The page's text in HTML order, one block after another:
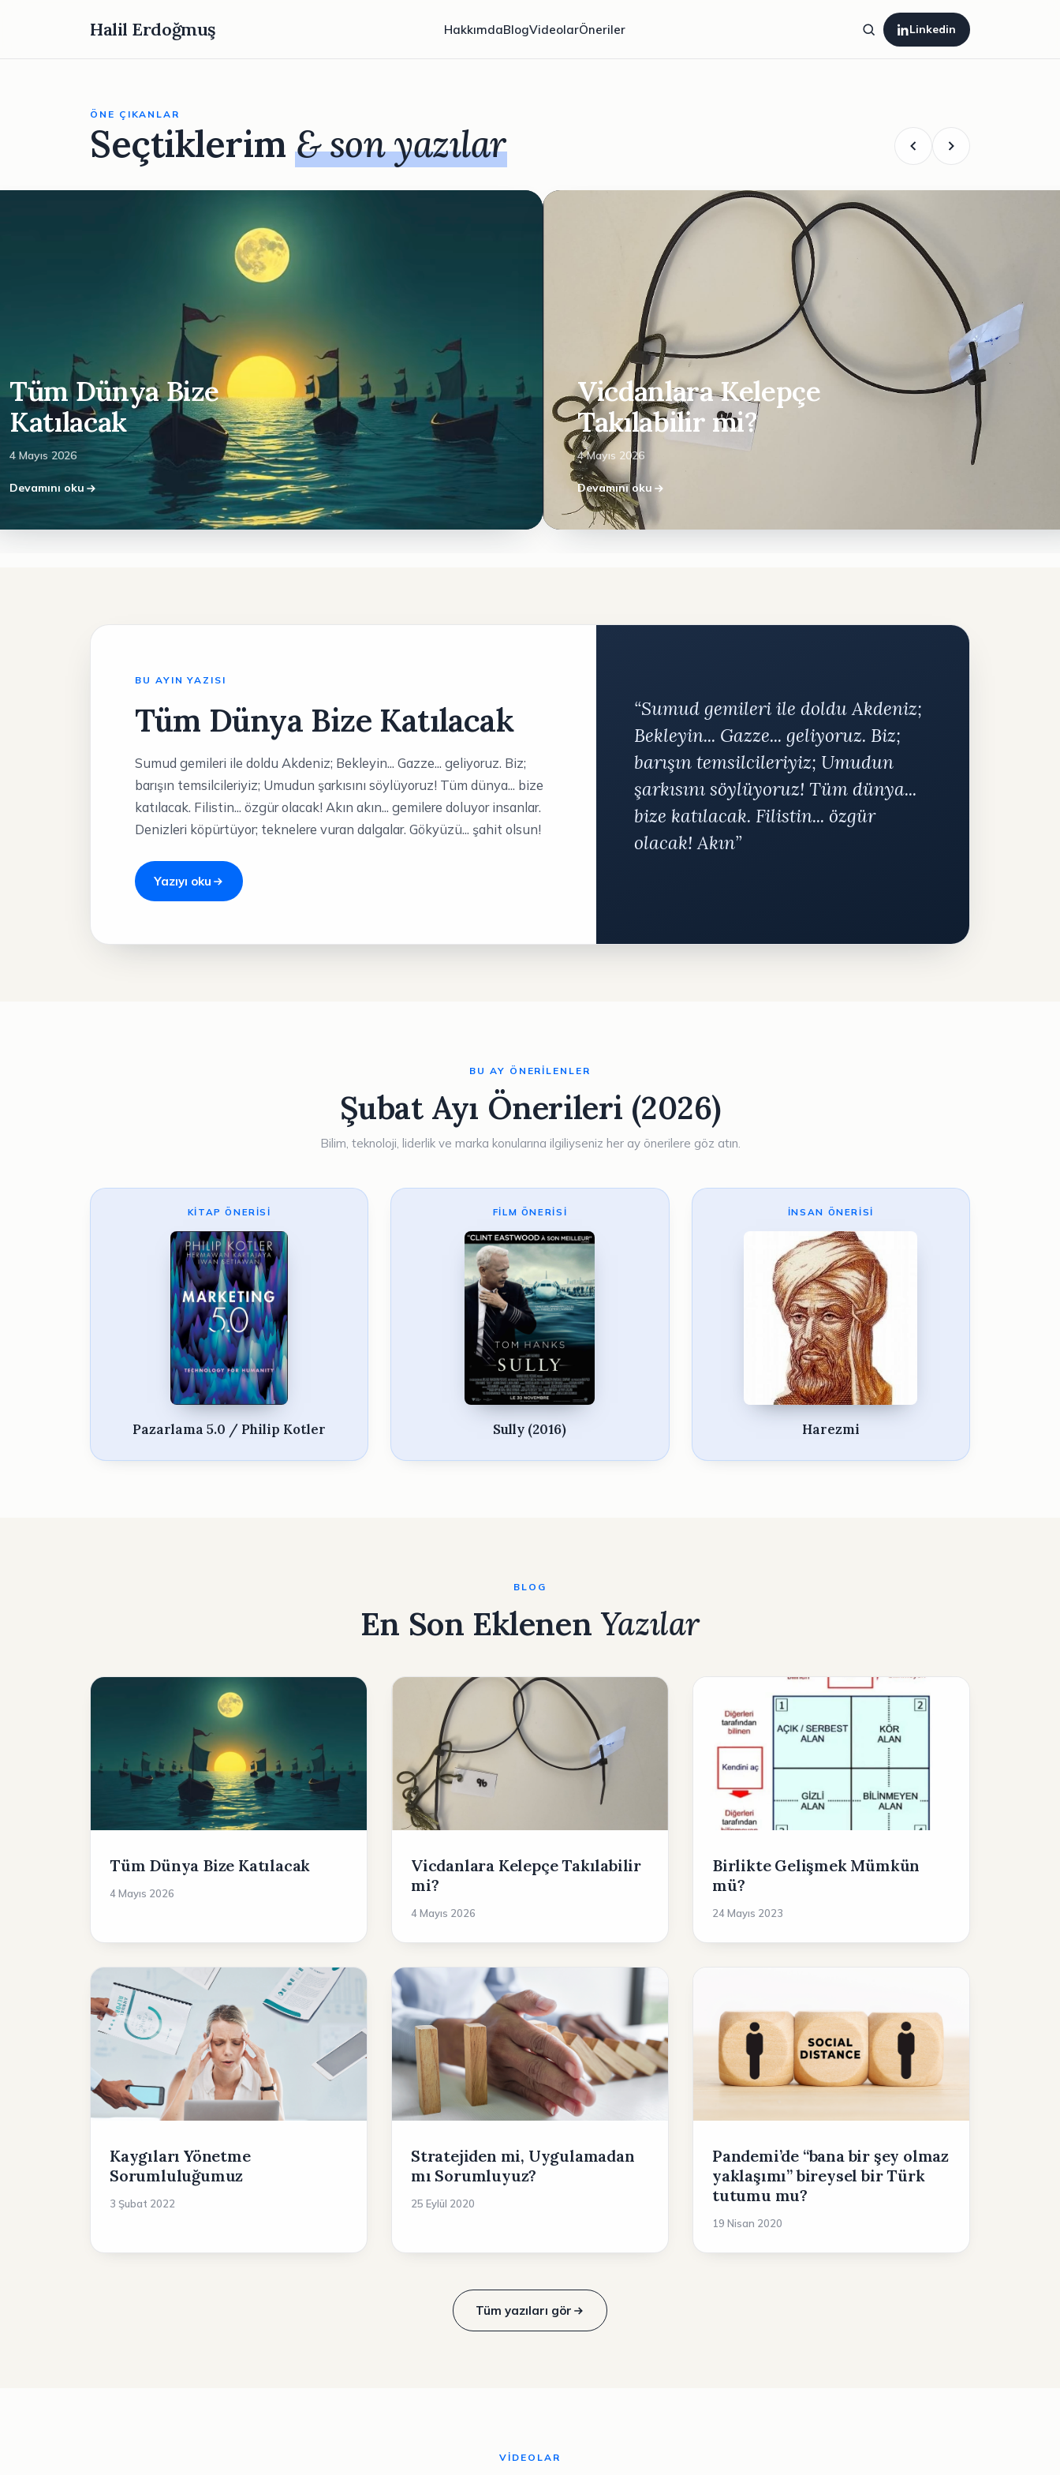
Halil Erdoğmuş HakkımdaBlogVideolarÖneriler Linkedin
ÖNE ÇIKANLAR
Seçtiklerim& son yazılar
Tüm Dünya Bize
Katılacak
4 Mayıs 2026
Devamını oku
Vicdanlara Kelepçe
Takılabilir mi?
4 Mayıs 2026
Devamını oku
BU AYIN YAZISI
Tüm Dünya Bize Katılacak
Sumud gemileri ile doldu Akdeniz; Bekleyin... Gazze... geliyoruz. Biz;
barışın temsilcileriyiz; Umudun şarkısını söylüyoruz! Tüm dünya... bize
katılacak. Filistin... özgür olacak! Akın akın... gemilere doluyor insanlar.
Denizleri köpürtüyor; teknelere vuran dalgalar. Gökyüzü... şahit olsun!
Yazıyı oku
“Sumud gemileri ile doldu Akdeniz;
Bekleyin... Gazze... geliyoruz. Biz;
barışın temsilcileriyiz; Umudun
şarkısını söylüyoruz! Tüm dünya...
bize katılacak. Filistin... özgür
olacak! Akın”
BU AY ÖNERILENLER
Şubat Ayı Önerileri (2026)
Bilim, teknoloji, liderlik ve marka konularına ilgiliyseniz her ay önerilere göz atın.
KITAP ÖNERISI
Pazarlama 5.0 / Philip Kotler
FILM ÖNERISI
Sully (2016)
İNSAN ÖNERISI
Harezmi
BLOG
En Son Eklenen Yazılar
Tüm Dünya Bize Katılacak
4 Mayıs 2026
Vicdanlara Kelepçe Takılabilir
mi?
4 Mayıs 2026
Birlikte Gelişmek Mümkün
mü?
24 Mayıs 2023
Kaygıları Yönetme
Sorumluluğumuz
3 Şubat 2022
Stratejiden mi, Uygulamadan
mı Sorumluyuz?
25 Eylül 2020
Pandemi’de “bana bir şey olmaz
yaklaşımı” bireysel bir Türk
tutumu mu?
19 Nisan 2020
Tüm yazıları gör
VIDEOLAR